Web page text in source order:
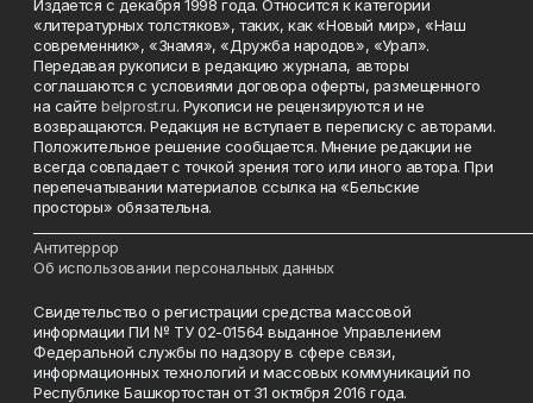
Издается с декабря 1998 года. Относится к категории
«литературных толстяков», таких, как «Новый мир», «Наш
современник», «Знамя», «Дружба народов», «Урал».
Передавая рукописи в редакцию журнала, авторы
соглашаются с условиями договора оферты, размещенного
на сайтеbelprost.ru. Рукописи не рецензируются и не
возвращаются. Редакция не вступает в переписку с авторами.
Положительное решение сообщается. Мнение редакции не
всегда совпадает с точкой зрения того или иного автора. При
перепечатывании материалов ссылка на «Бельские
просторы» обязательна.
Антитеррор
Об использовании персональных данных
Свидетельство о регистрации средства массовой
информации ПИ № ТУ 02-01564 выданное Управлением
Федеральной службы по надзору в сфере связи,
информационных технологий и массовых коммуникаций по
Республике Башкортостан от 31 октября 2016 года.